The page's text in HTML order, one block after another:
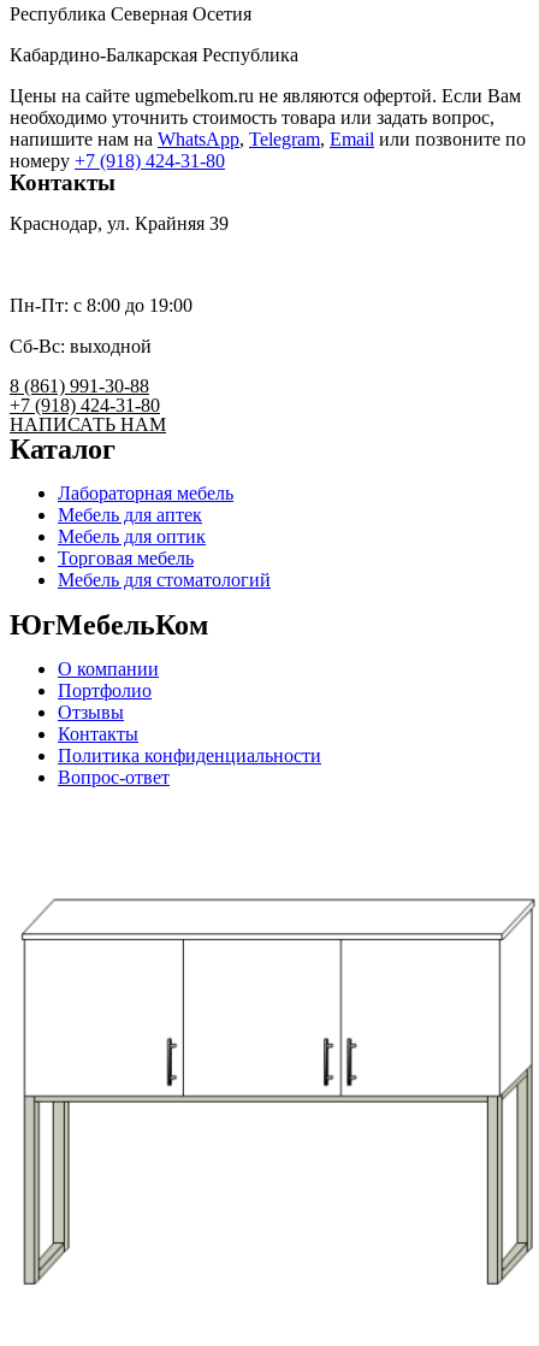
Республика Северная Осетия
Кабардино-Балкарская Республика
Цены на сайте ugmebelkom.ru не являются офертой. Если Вам
необходимо уточнить стоимость товара или задать вопрос,
напишите нам на WhatsApp, Telegram, Email или позвоните по
номеру +7 (918) 424-31-80
Контакты
Краснодар, ул. Крайняя 39
Пн-Пт: c 8:00 до 19:00
Сб-Вс: выходной
8 (861) 991-30-88
+7 (918) 424-31-80
НАПИСАТЬ НАМ
Каталог
Лабораторная мебель
Мебель для аптек
Мебель для оптик
Торговая мебель
Мебель для стоматологий
ЮгМебельКом
О компании
Портфолио
Отзывы
Контакты
Политика конфиденциальности
Вопрос-ответ